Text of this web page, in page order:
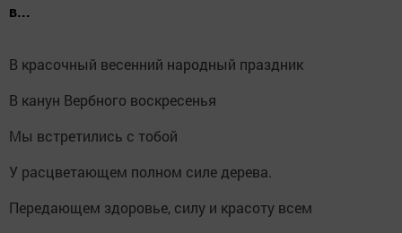
в...
В красочный весенний народный праздник
В канун Вербного воскресенья
Мы встретились с тобой
У расцветающем полном силе дерева.
Передающем здоровье, силу и красоту всем